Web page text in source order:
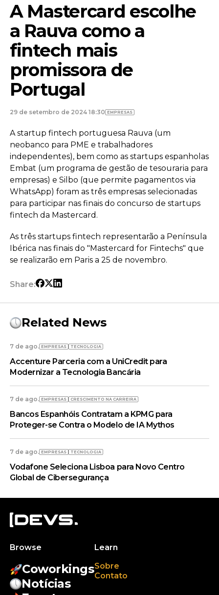
A Mastercard escolhe
a Rauva como a
fintech mais
promissora de
Portugal
29 de setembro de 2024 18:30 EMPRESAS
A startup fintech portuguesa Rauva (um
neobanco para PME e trabalhadores
independentes), bem como as startups espanholas
Embat (um programa de gestão de tesouraria para
empresas) e Silbo (que permite pagamentos via
WhatsApp) foram as três empresas selecionadas
para participar nas finais do concurso de startups
fintech da Mastercard.
As três startups fintech representarão a Península
Ibérica nas finais do "Mastercard for Fintechs" que
se realizarão em Paris a 25 de novembro.
Share:
Related News
7 de ago. EMPRESAS TECNOLOGIA
Accenture Parceria com a UniCredit para
Modernizar a Tecnologia Bancária
7 de ago. EMPRESAS CRESCIMENTO NA CARREIRA
Bancos Espanhóis Contratam a KPMG para
Proteger-se Contra o Modelo de IA Mythos
7 de ago. EMPRESAS TECNOLOGIA
Vodafone Seleciona Lisboa para Novo Centro
Global de Cibersegurança
Browse
Coworkings
Notícias
Learn
Sobre
Contato